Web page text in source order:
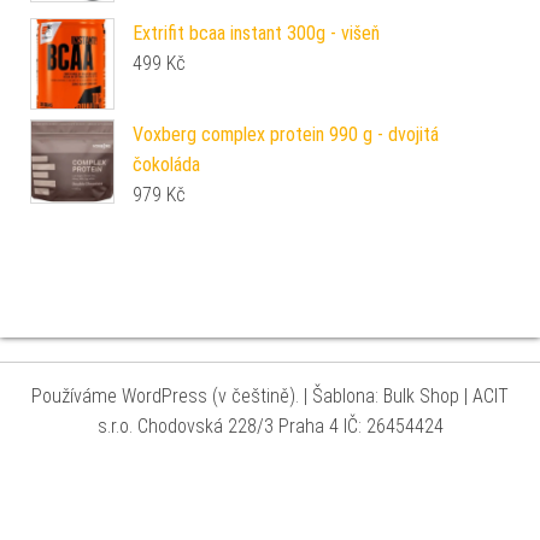
Extrifit bcaa instant 300g - višeň
499 Kč
Voxberg complex protein 990 g - dvojitá
čokoláda
979 Kč
Používáme WordPress (v češtině). | Šablona: Bulk Shop | ACIT
s.r.o. Chodovská 228/3 Praha 4 IČ: 26454424